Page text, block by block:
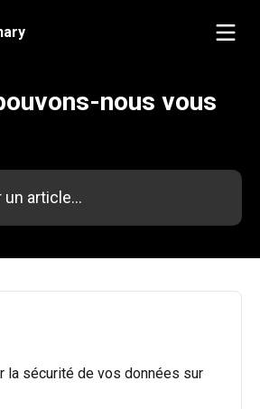
nous vous
la sécurité de vos données sur